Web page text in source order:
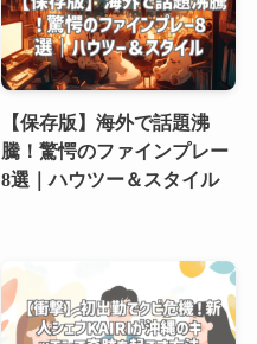
【保存版】海外で話題沸
騰！驚愕のファインプレー
8選｜ハウツー＆スタイル